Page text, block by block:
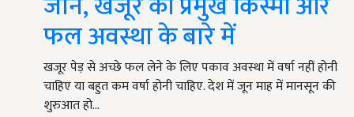
फल अवस्था के बारे में
खजूर पेड़ से अच्छे फल लेने के लिए पकाव अवस्था में वर्षा नहीं होनी
चाहिए या बहुत कम वर्षा होनी चाहिए. देश में जून माह में मानसून की
शुरुआत हो…